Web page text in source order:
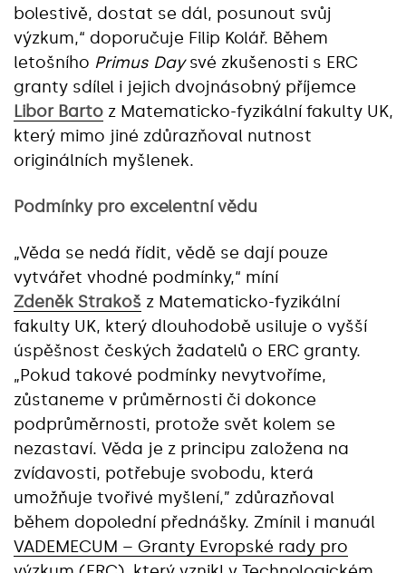
bolestivě, dostat se dál, posunout svůj
výzkum,“ doporučuje Filip Kolář. Během
letošního Primus Daysvé zkušenosti s ERC
granty sdílel i jejich dvojnásobný příjemce
Libor Barto z Matematicko-fyzikální fakulty UK,
který mimo jiné zdůrazňoval nutnost
originálních myšlenek.
Podmínky pro excelentní vědu
„Věda se nedá řídit, vědě se dají pouze
vytvářet vhodné podmínky,“ míní
Zdeněk Strakoš z Matematicko-fyzikální
fakulty UK, který dlouhodobě usiluje o vyšší
úspěšnost českých žadatelů o ERC granty.
„Pokud takové podmínky nevytvoříme,
zůstaneme v průměrnosti či dokonce
podprůměrnosti, protože svět kolem se
nezastaví. Věda je z principu založena na
zvídavosti, potřebuje svobodu, která
umožňuje tvořivé myšlení,” zdůrazňoval
během dopolední přednášky. Zmínil i manuál
VADEMECUM – Granty Evropské rady pro